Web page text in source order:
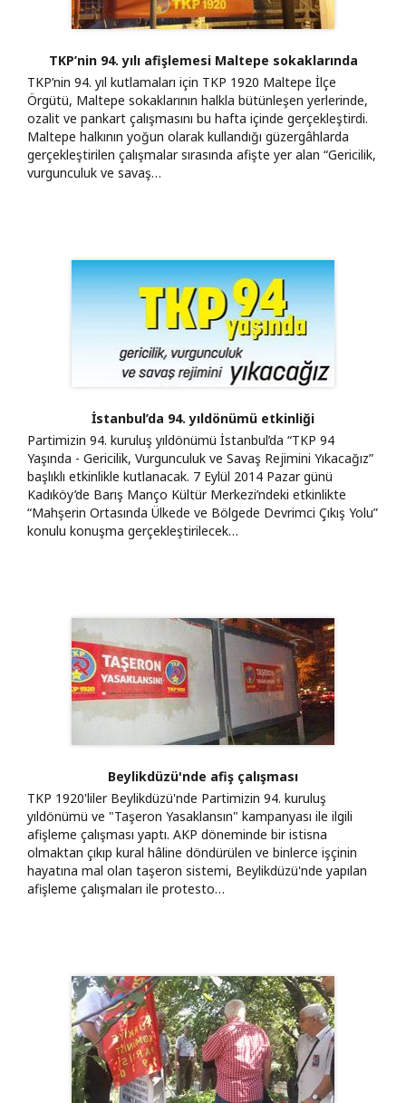
TKP’nin 94. yılı afişlemesi Maltepe sokaklarında
TKP’nin 94. yıl kutlamaları için TKP 1920 Maltepe İlçe
Örgütü, Maltepe sokaklarının halkla bütünleşen yerlerinde,
ozalit ve pankart çalışmasını bu hafta içinde gerçekleştirdi.
Maltepe halkının yoğun olarak kullandığı güzergâhlarda
gerçekleştirilen çalışmalar sırasında afişte yer alan “Gericilik,
vurgunculuk ve savaş…
İstanbul’da 94. yıldönümü etkinliği
Partimizin 94. kuruluş yıldönümü İstanbul’da “TKP 94
Yaşında - Gericilik, Vurgunculuk ve Savaş Rejimini Yıkacağız”
başlıklı etkinlikle kutlanacak. 7 Eylül 2014 Pazar günü
Kadıköy’de Barış Manço Kültür Merkezi’ndeki etkinlikte
“Mahşerin Ortasında Ülkede ve Bölgede Devrimci Çıkış Yolu”
konulu konuşma gerçekleştirilecek…
Beylikdüzü'nde afiş çalışması
TKP 1920'liler Beylikdüzü'nde Partimizin 94. kuruluş
yıldönümü ve "Taşeron Yasaklansın" kampanyası ile ilgili
afişleme çalışması yaptı. AKP döneminde bir istisna
olmaktan çıkıp kural hâline döndürülen ve binlerce işçinin
hayatına mal olan taşeron sistemi, Beylikdüzü'nde yapılan
afişleme çalışmaları ile protesto…